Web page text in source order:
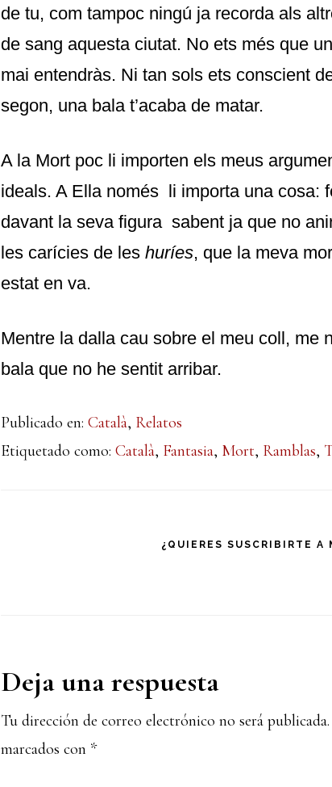
de tu, com tampoc ningú ja recorda als
de sang aquesta ciutat. No ets més que
mai entendràs. Ni tan sols ets conscient
segon, una bala t’acaba de matar.
A la Mort poc li importen els meus
ideals. A Ella només li importa una cosa:
davant la seva figura sabent ja que no
les carícies de les huríes, que la meva
estat en va.
Mentre la dalla cau sobre el meu coll, me
bala que no he sentit arribar.
Publicado en: Català, Relatos
Etiquetado como: Català, Fantasia, Mort, Ramblas,
¿QUIERES SUSCRIBIRTE A
Interacciones
con
los
Deja una respuesta
Tu dirección de correo electrónico no será publicada.
marcados con *